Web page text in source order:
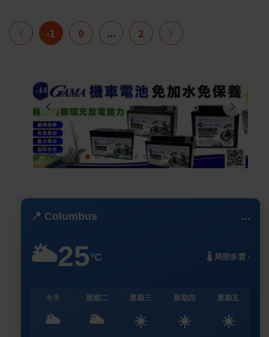
-1 0 ... 2
📍 Columbus ...
🌥️25°C 🌡️ 局部多雲 ›
今天
🌥️
星期二
🌥️
星期三
☀️
星期四
☀️
星期五
☀️